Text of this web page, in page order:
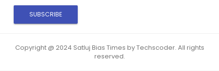
Copyright @ 2024 Satluj Bias Times by Techscoder. All rights
reserved.